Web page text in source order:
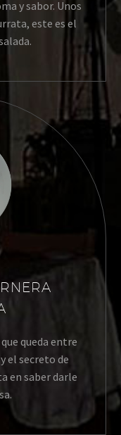
y sabor. Unos
este es el
queda entre
el secreto de
en saber darle